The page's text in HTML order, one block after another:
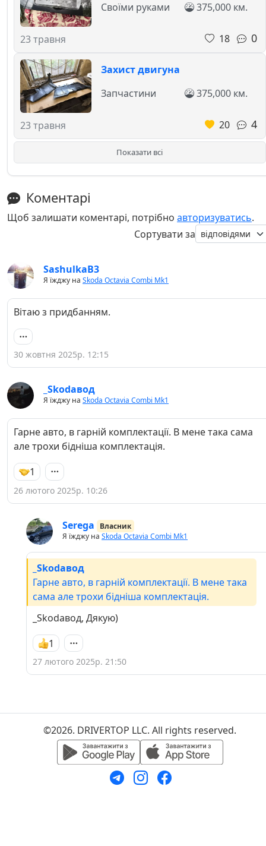
23 травня
Своїми руками 375,000 км.
18 0
Захист двигуна
23 травня
Запчастини 375,000 км.
20 4
Показати всі
Коментарі
Щоб залишати коментарі, потрібно авторизуватись.
Сортувати за
SashulkaB3
Я їжджу на Skoda Octavia Combi Mk1
Вітаю з придбанням.
30 жовтня 2025р. 12:15
_Skodaвод
Я їжджу на Skoda Octavia Combi Mk1
Гарне авто, в гарній комплектації. В мене така сама
але трохи бідніша комплектація.
1
26 лютого 2025р. 10:26
Serega
Власник
Я їжджу на Skoda Octavia Combi Mk1
_Skodaвод
Гарне авто, в гарній комплектації. В мене така
сама але трохи бідніша комплектація.
_Skodaвод, Дякую)
1
27 лютого 2025р. 21:50
©2026. DRIVERTOP LLC. All rights reserved.